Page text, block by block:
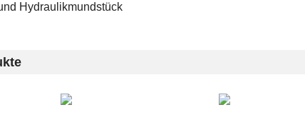
Hydraulikmundstück